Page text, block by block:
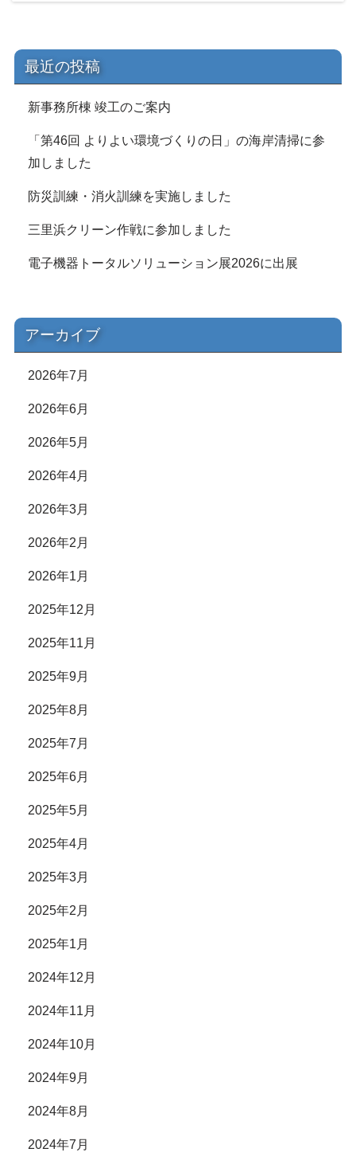
最近の投稿
新事務所棟 竣工のご案内
「第46回 よりよい環境づくりの日」の海岸清掃に参
加しました
防災訓練・消火訓練を実施しました
三里浜クリーン作戦に参加しました
電子機器トータルソリューション展2026に出展
アーカイブ
2026年7月
2026年6月
2026年5月
2026年4月
2026年3月
2026年2月
2026年1月
2025年12月
2025年11月
2025年9月
2025年8月
2025年7月
2025年6月
2025年5月
2025年4月
2025年3月
2025年2月
2025年1月
2024年12月
2024年11月
2024年10月
2024年9月
2024年8月
2024年7月